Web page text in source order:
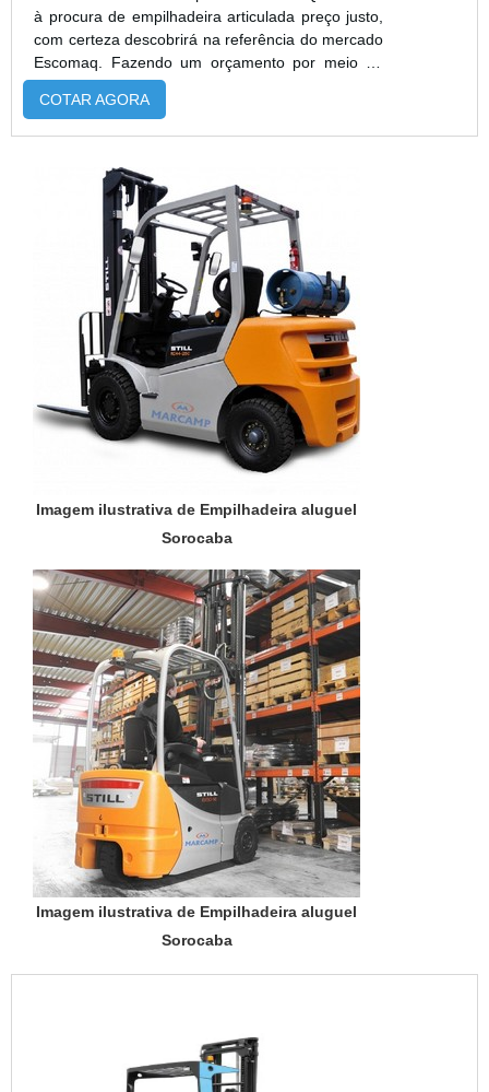
à procura de empilhadeira articulada preço justo,
com certeza descobrirá na referência do mercado
Escomaq. Fazendo um orçamento por meio da
própria empresa e achando a melhor em
qualidade e custo benefício.EMPILHADEIRA
articulada preço acessível e em uma empresa
segura, encontra o site da Escomaq.
Disponibilizando para os cliente...
COTAR AGORA
Imagem ilustrativa de Empilhadeira aluguel
Sorocaba
Imagem ilustrativa de Empilhadeira aluguel
Sorocaba